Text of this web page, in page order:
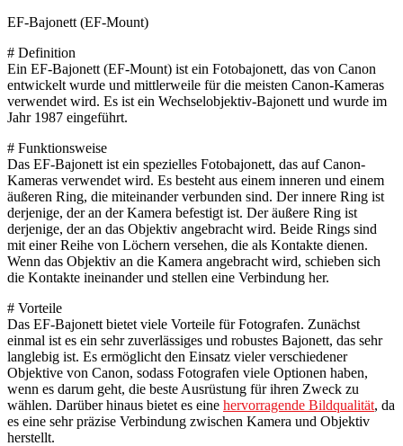
EF-Bajonett (EF-Mount)
# Definition
Ein EF-Bajonett (EF-Mount) ist ein Fotobajonett, das von Canon
entwickelt wurde und mittlerweile für die meisten Canon-Kameras
verwendet wird. Es ist ein Wechselobjektiv-Bajonett und wurde im
Jahr 1987 eingeführt.
# Funktionsweise
Das EF-Bajonett ist ein spezielles Fotobajonett, das auf Canon-
Kameras verwendet wird. Es besteht aus einem inneren und einem
äußeren Ring, die miteinander verbunden sind. Der innere Ring ist
derjenige, der an der Kamera befestigt ist. Der äußere Ring ist
derjenige, der an das Objektiv angebracht wird. Beide Rings sind
mit einer Reihe von Löchern versehen, die als Kontakte dienen.
Wenn das Objektiv an die Kamera angebracht wird, schieben sich
die Kontakte ineinander und stellen eine Verbindung her.
# Vorteile
Das EF-Bajonett bietet viele Vorteile für Fotografen. Zunächst
einmal ist es ein sehr zuverlässiges und robustes Bajonett, das sehr
langlebig ist. Es ermöglicht den Einsatz vieler verschiedener
Objektive von Canon, sodass Fotografen viele Optionen haben,
wenn es darum geht, die beste Ausrüstung für ihren Zweck zu
wählen. Darüber hinaus bietet es eine hervorragende Bildqualität, da
es eine sehr präzise Verbindung zwischen Kamera und Objektiv
herstellt.